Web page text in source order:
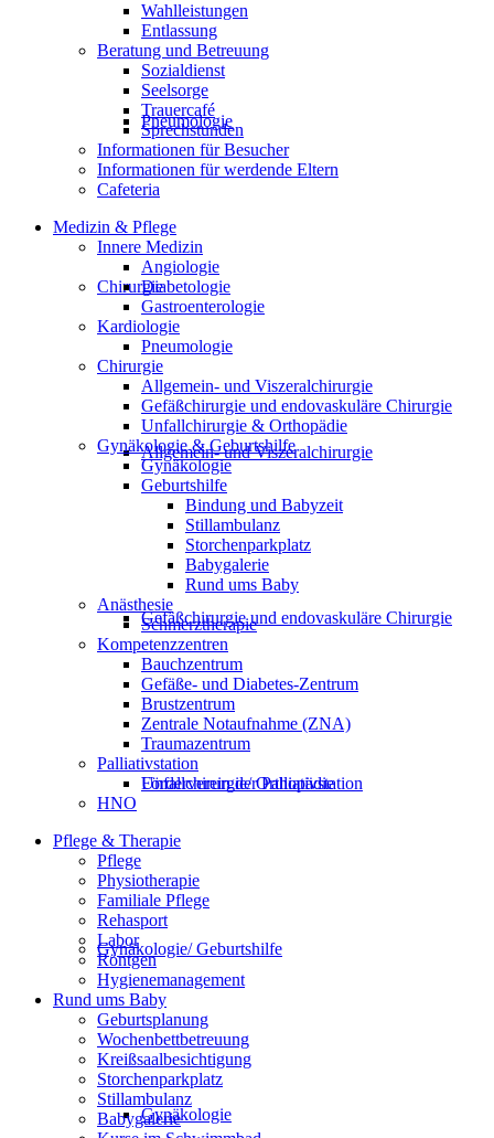
Pneumologie
Chirurgie
Allgemein- und Viszeralchirurgie
Gefäßchirurgie und endovaskuläre Chirurgie
Unfallchirurgie/ Orthopädie
Gynäkologie/ Geburtshilfe
Gynäkologie
Wahlleistungen
Entlassung
Beratung und Betreuung
Sozialdienst
Seelsorge
Trauercafé
Sprechstunden
Informationen für Besucher
Informationen für werdende Eltern
Cafeteria
Medizin & Pflege
Innere Medizin
Angiologie
Diabetologie
Gastroenterologie
Kardiologie
Pneumologie
Chirurgie
Allgemein- und Viszeralchirurgie
Gefäßchirurgie und endovaskuläre Chirurgie
Unfallchirurgie & Orthopädie
Gynäkologie & Geburtshilfe
Gynäkologie
Geburtshilfe
Bindung und Babyzeit
Stillambulanz
Storchenparkplatz
Babygalerie
Rund ums Baby
Anästhesie
Schmerztherapie
Kompetenzzentren
Bauchzentrum
Gefäße- und Diabetes-Zentrum
Brustzentrum
Zentrale Notaufnahme (ZNA)
Traumazentrum
Palliativstation
Förderverein der Palliativstation
HNO
Pflege & Therapie
Pflege
Physiotherapie
Familiale Pflege
Rehasport
Labor
Röntgen
Hygienemanagement
Rund ums Baby
Geburtsplanung
Wochenbettbetreuung
Kreißsaalbesichtigung
Storchenparkplatz
Stillambulanz
Babygalerie